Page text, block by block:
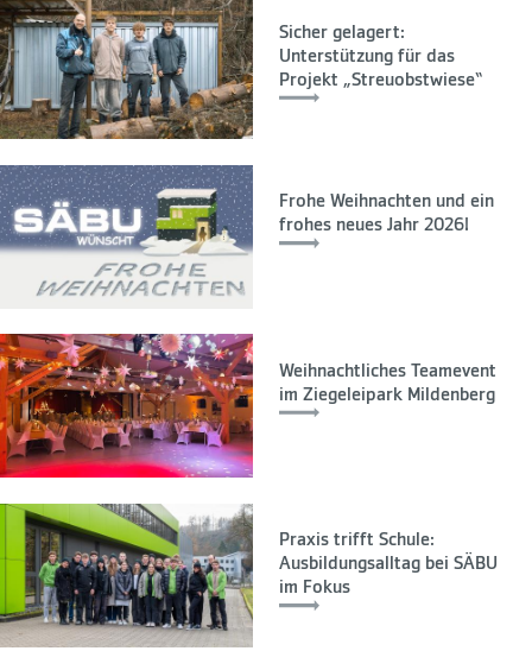
Sicher gelagert:
Unterstützung für das
Projekt „Streuobstwiese“
Frohe Weihnachten und ein
frohes neues Jahr 2026!
Weihnachtliches Teamevent
im Ziegeleipark Mildenberg
Praxis trifft Schule:
Ausbildungsalltag bei SÄBU
im Fokus